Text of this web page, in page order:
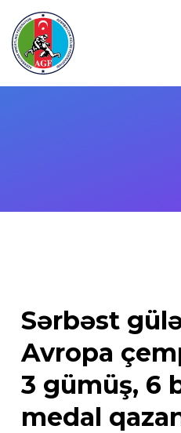
content
Sərbəst
Avropa
3 gümüş, 6
medal